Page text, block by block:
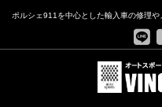
ポルシェ911を中心とした輸入車の修理